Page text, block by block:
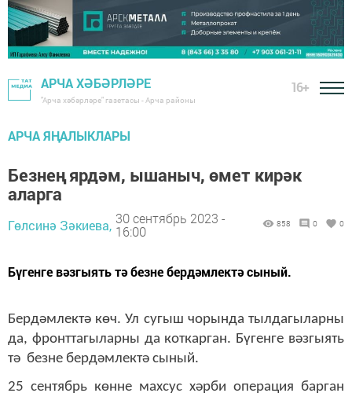
АРЧА ХӘБӘРЛӘРЕ
"Арча хәбәрләре" газетасы - Арча районы
16+
АРЧА ЯҢАЛЫКЛАРЫ
Безнең ярдәм, ышаныч, өмет кирәк
аларга
Гөлсинә Зәкиева, 30 сентябрь 2023 -
16:00
858 0 0
Бүгенге вәзгыять тә безне бердәмлектә сыный.
Бердәмлектә көч. Ул сугыш чорында тылдагыларны
да, фронттагыларны да коткарган. Бүгенге вәзгыять
тә безне бердәмлектә сыный.
25 сентябрь көнне махсус хәрби операция барган